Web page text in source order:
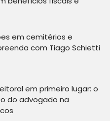
em cemitérios e
com Tiago Schietti
em primeiro lugar: o
do advogado na